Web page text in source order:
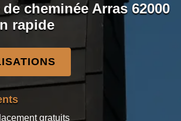
cheminée Arras 62000
rapide
gratuits